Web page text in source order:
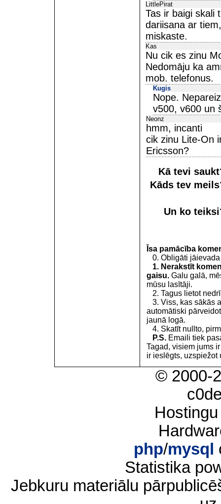
LittlePirat
Tas ir baigi skali
dariisana ar
miskaste.
Kas
Nu cik es zinu
Nedomāju ka
mob. telefonus.
Kugis
Nope.
v500, v600 un
Neonz
hmm, incanti
cik zinu Lite-On
Ericsson?
Kā tevi
Kāds tev
Un ko
Īsa pamācība
0. Obligāti jāievada
1. Nerakstīt
gaisu. Galu galā,
mūsu lasītāji.
2. Tagus lietot
3. Viss, kas sākās
automātiski
jaunā logā.
4. Skatīt nullto,
P.S. Emaili tiek
Tagad, visiem jums
ir ieslēgts, uzspiežot
© 2000-
php/mysql
Statistika
Jebkuru materiālu